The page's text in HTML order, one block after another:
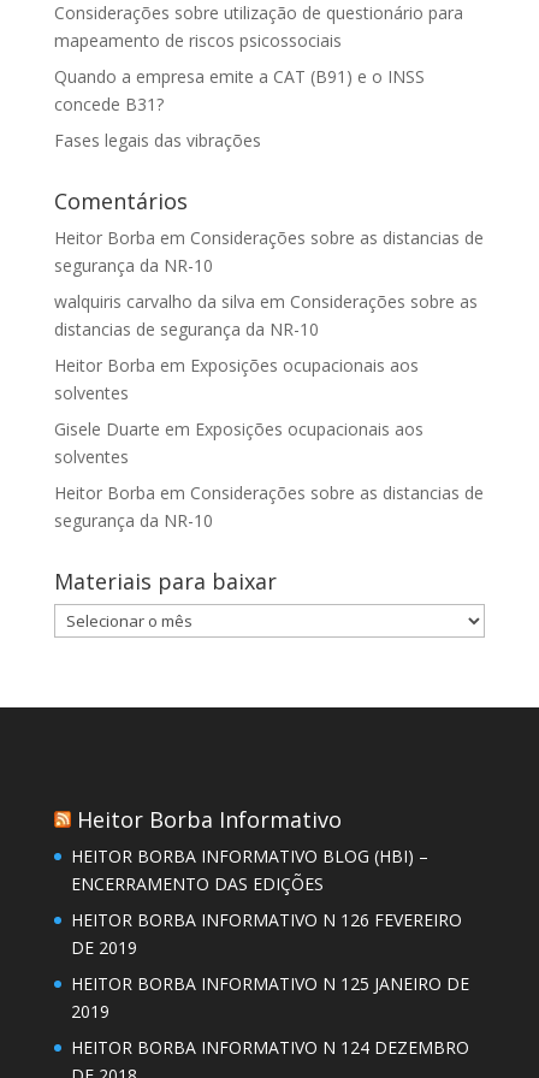
Considerações sobre utilização de questionário para
mapeamento de riscos psicossociais
Quando a empresa emite a CAT (B91) e o INSS
concede B31?
Fases legais das vibrações
Comentários
Heitor Borba em Considerações sobre as distancias de
segurança da NR-10
walquiris carvalho da silva em Considerações sobre as
distancias de segurança da NR-10
Heitor Borba em Exposições ocupacionais aos
solventes
Gisele Duarte em Exposições ocupacionais aos
solventes
Heitor Borba em Considerações sobre as distancias de
segurança da NR-10
Materiais para baixar
Materiais
para
Heitor Borba Informativo
HEITOR BORBA INFORMATIVO BLOG (HBI) –
ENCERRAMENTO DAS EDIÇÕES
HEITOR BORBA INFORMATIVO N 126 FEVEREIRO
DE 2019
HEITOR BORBA INFORMATIVO N 125 JANEIRO DE
2019
HEITOR BORBA INFORMATIVO N 124 DEZEMBRO